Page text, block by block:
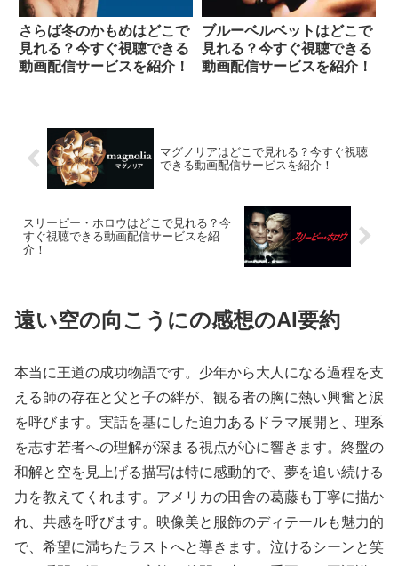
さらば冬のかもめはどこで
見れる？今すぐ視聴できる
動画配信サービスを紹介！
ブルーベルベットはどこで
見れる？今すぐ視聴できる
動画配信サービスを紹介！
マグノリアはどこで見れる？今すぐ視聴
できる動画配信サービスを紹介！
スリーピー・ホロウはどこで見れる？今
すぐ視聴できる動画配信サービスを紹
介！
遠い空の向こうにの感想のAI要約
本当に王道の成功物語です。少年から大人になる過程を支
える師の存在と父と子の絆が、観る者の胸に熱い興奮と涙
を呼びます。実話を基にした迫力あるドラマ展開と、理系
を志す若者への理解が深まる視点が心に響きます。終盤の
和解と空を見上げる描写は特に感動的で、夢を追い続ける
力を教えてくれます。アメリカの田舎の葛藤も丁寧に描か
れ、共感を呼びます。映像美と服飾のディテールも魅力的
で、希望に満ちたラストへと導きます。泣けるシーンと笑